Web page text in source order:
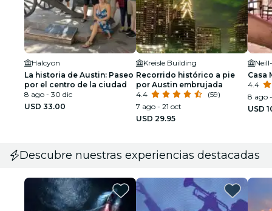
Halcyon
La historia de Austin: Paseo
por el centro de la ciudad
8 ago - 30 dic
USD 33.00
Kreisle Building
Recorrido histórico a pie
por Austin embrujada
4.4
(59)
7 ago - 21 oct
USD 29.95
Casa
4.4
8 ago
USD
Descubre nuestras experiencias destacadas